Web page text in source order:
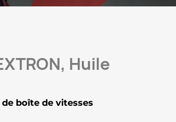
Huile
boîte de vitesses